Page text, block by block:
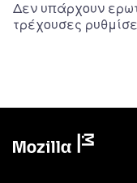
Δεν υπάρχουν
τρέχουσες